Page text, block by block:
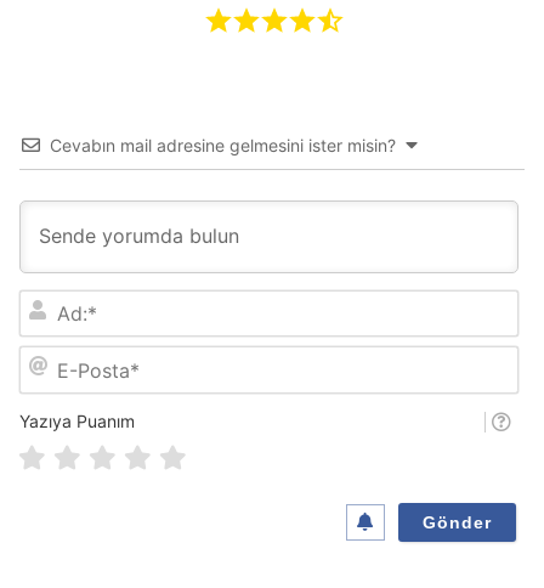
Cevabın mail adresine gelmesini ister misin?
:
P
Yazıya Puanım